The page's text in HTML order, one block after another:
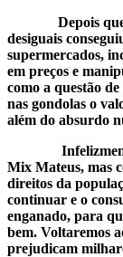
Depois que o
desiguais
supermercados,
em preços e
como a questão
nas gondolas o
além do absurdo
Infelizmente,
Mix Mateus, mas
direitos da
continuar e o
enganado, para
bem. Voltaremos
prejudicam